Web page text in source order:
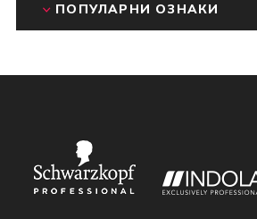
ПОПУЛАРНИ ОЗНАКИ